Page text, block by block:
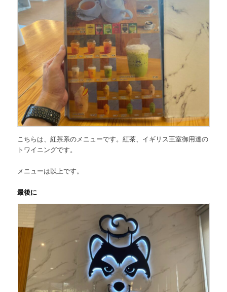
こちらは、紅茶系のメニューです。紅茶、イギリス王室御用達の
トワイニングです。
メニューは以上です。
最後に